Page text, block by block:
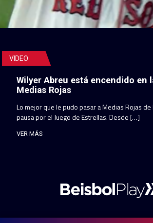
VIDEO
Wilyer Abreu está encendido en
Medias Rojas
Lo mejor que le pudo pasar a Medias Rojas
pausa por el Juego de Estrellas. Desde […]
VER MÁS